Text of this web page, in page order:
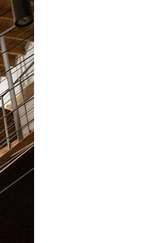
お問い合わせはこちら
お問い合わせはこちら